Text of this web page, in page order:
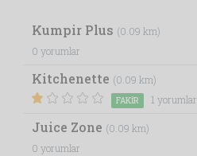
Kumpir Plus (0.09 km)
0 yorumlar
Kitchenette (0.09 km)
FAKIR 1 yorumlar
Juice Zone (0.09 km)
0 yorumlar